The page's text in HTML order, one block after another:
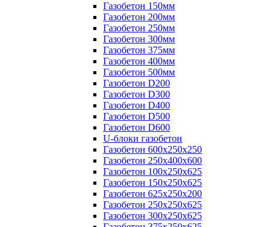
Газобетон 150мм
Газобетон 200мм
Газобетон 250мм
Газобетон 300мм
Газобетон 375мм
Газобетон 400мм
Газобетон 500мм
Газобетон D200
Газобетон D300
Газобетон D400
Газобетон D500
Газобетон D600
U-блоки газобетон
Газобетон 600x250x250
Газобетон 250x400x600
Газобетон 100х250х625
Газобетон 150х250х625
Газобетон 625х250х200
Газобетон 250х250х625
Газобетон 300х250х625